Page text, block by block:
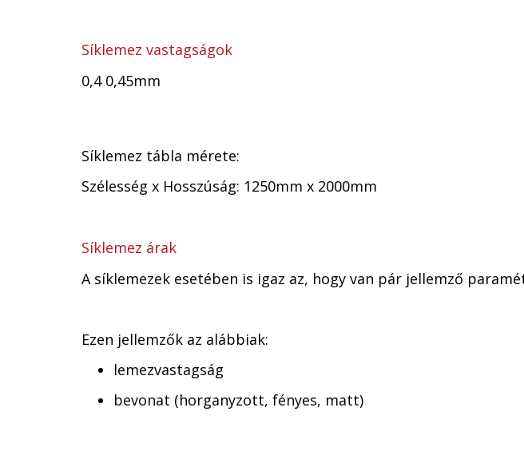
Síklemez vastagságok
0,4 0,45mm
Síklemez tábla mérete:
Szélesség x Hosszúság: 1250mm x 2000mm
Síklemez árak
A síklemezek esetében is igaz az, hogy van pár jellemző
Ezen jellemzők az alábbiak:
lemezvastagság
bevonat (horganyzott, fényes, matt)